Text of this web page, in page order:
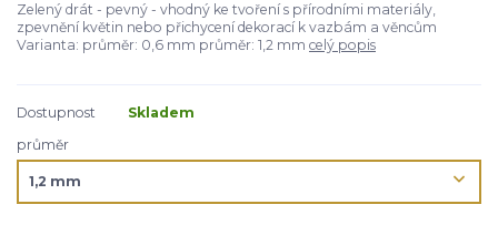
Zelený drát - pevný - vhodný ke tvoření s přírodními materiály,
zpevnění květin nebo přichycení dekorací k vazbám a věncům
Varianta: průměr: 0,6 mm průměr: 1,2 mm celý popis
Dostupnost
Skladem
průměr